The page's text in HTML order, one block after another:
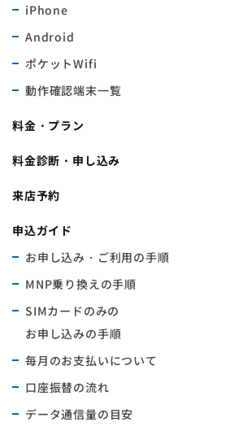
iPhone
Android
ポケットWifi
動作確認端末一覧
料金・プラン
料金診断・申し込み
来店予約
申込ガイド
お申し込み・ご利用の手順
MNP乗り換えの手順
SIMカードのみの
お申し込みの手順
毎月のお支払いについて
口座振替の流れ
データ通信量の目安